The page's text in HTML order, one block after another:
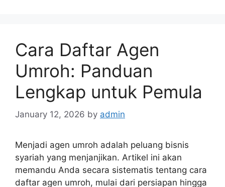
Cara Daftar Agen
Umroh: Panduan
Lengkap untuk Pemula
January 12, 2026 by admin
Menjadi agen umroh adalah peluang bisnis
syariah yang menjanjikan. Artikel ini akan
memandu Anda secara sistematis tentang cara
daftar agen umroh, mulai dari persiapan hingga